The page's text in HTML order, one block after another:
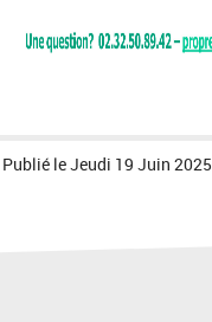
Publié leJeudi 19 Juin 2025